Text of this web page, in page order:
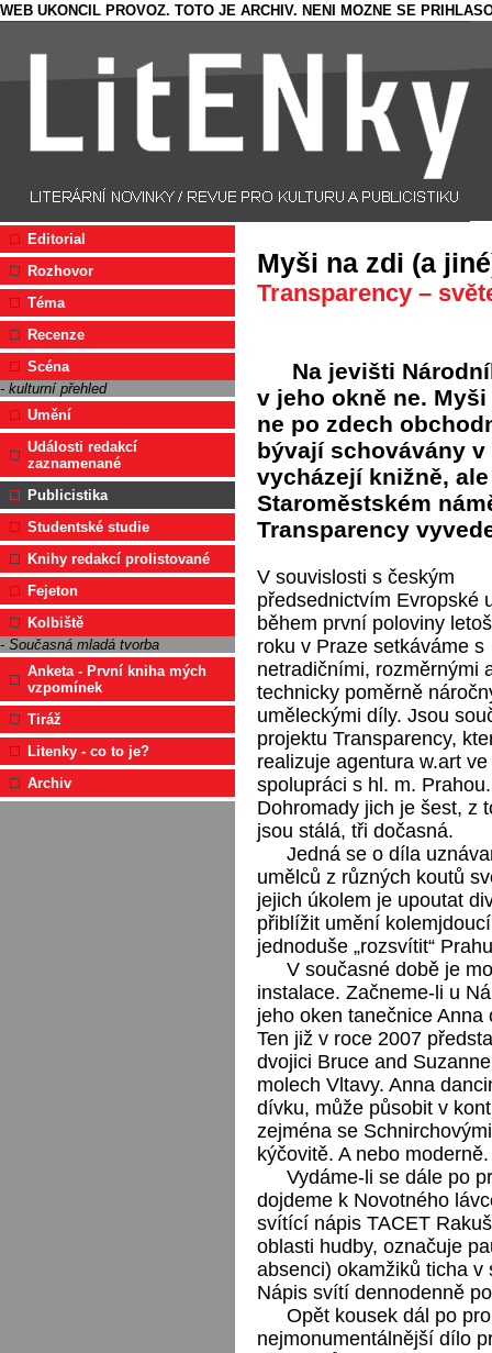
WEB UKONCIL PROVOZ. TOTO JE ARCHIV. NENI MOZNE SE
Editorial
Rozhovor
Téma
Recenze
Scéna
- kulturní přehled
Umění
Události redakcí
zaznamenané
Publicistika
Studentské studie
Knihy redakcí prolistované
Fejeton
Kolbiště
- Současná mladá tvorba
Anketa - První kniha mých
vzpomínek
Tiráž
Litenky - co to je?
Archiv
Myši na zdi (a
Transparency –
Na jevišti
v jeho okně ne.
ne po zdech
bývají schovávány
vycházejí knižně,
Staroměstském
Transparency
V souvislosti s českým
předsednictvím Evropské
během první poloviny
roku v Praze setkáváme s
netradičními, rozměrnými
technicky poměrně
uměleckými díly. Jsou
projektu Transparency,
realizuje agentura w.art ve
spolupráci s hl. m. Prahou.
Dohromady jich je šest, z
jsou stálá, tři dočasná.
Jedná se o díla
umělců z různých koutů
jejich úkolem je upoutat
přiblížit umění
jednoduše „rozsvítit“
V současné době je
instalace. Začneme-li u
jeho oken tanečnice
Ten již v roce 2007
dvojici Bruce and
molech Vltavy. Anna
dívku, může působit v
zejména se
kýčovitě. A nebo moderně.
Vydáme-li se dále po
dojdeme k Novotného
svítící nápis TACET
oblasti hudby, označuje
absenci) okamžiků ticha
Nápis svítí dennodenně
Opět kousek dál po
nejmonumentálnější dílo